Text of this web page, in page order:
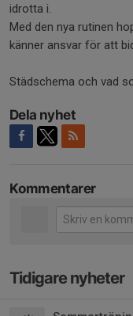
idrotta i.
Med den nya rutinen
känner ansvar för att
Städschema och vad
Dela nyhet
Kommentarer
Tidigare nyheter